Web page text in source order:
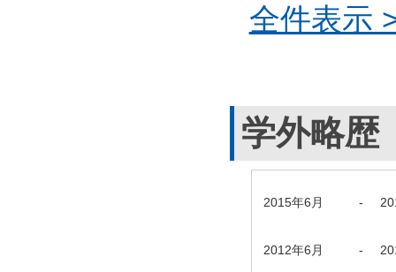
全件表示
学外略歴
2015年6月 -
2012年6月 -